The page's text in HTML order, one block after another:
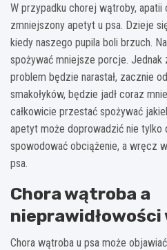
W przypadku chorej wątroby,
zmniejszony apetyt u psa. Dzieje
kiedy naszego pupila boli brzuch.
spożywać mniejsze porcje. Jednak
problem będzie narastał, zacznie
smakołyków, będzie jadł coraz
całkowicie przestać spożywać
apetyt może doprowadzić nie tylko
spowodować obciążenie, a wręcz
psa.
Chora wątroba a
nieprawidłowości
Chora wątroba u psa może